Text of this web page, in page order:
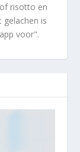
risotto en
is
voor".